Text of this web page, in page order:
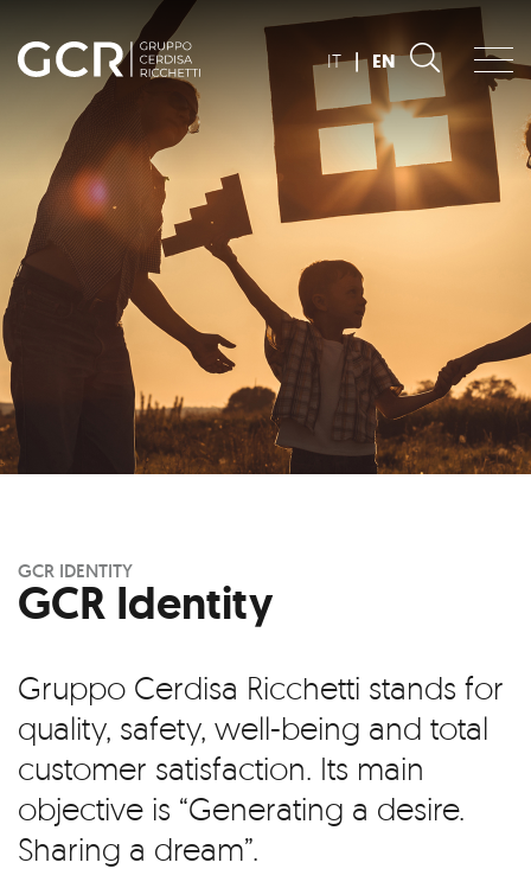
IT | EN
GCR IDENTITY
GCR Identity
Gruppo Cerdisa Ricchetti stands for
quality, safety, well-being and total
customer satisfaction. Its main
objective is “Generating a desire.
Sharing a dream”.